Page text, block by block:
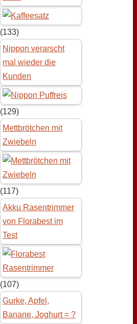
(133)
Nippon verarscht
mal wieder die
Kunden
(129)
Mettbrötchen mit
Zwiebeln
(117)
Akku Rasentrimmer
von Florabest im
Test
(107)
Gurke, Apfel,
Banane, Joghurt = ?